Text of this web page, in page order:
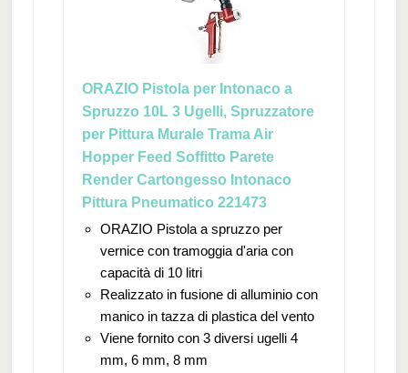
ORAZIO Pistola per Intonaco a
Spruzzo 10L 3 Ugelli, Spruzzatore
per Pittura Murale Trama Air
Hopper Feed Soffitto Parete
Render Cartongesso Intonaco
Pittura Pneumatico 221473
ORAZIO Pistola a spruzzo per
vernice con tramoggia d'aria con
capacità di 10 litri
Realizzato in fusione di alluminio con
manico in tazza di plastica del vento
Viene fornito con 3 diversi ugelli 4
mm, 6 mm, 8 mm